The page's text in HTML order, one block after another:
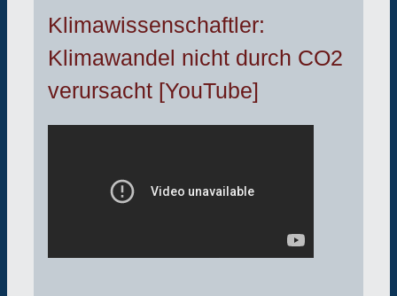
Klimawissenschaftler:
Klimawandel nicht durch CO2
verursacht [YouTube]